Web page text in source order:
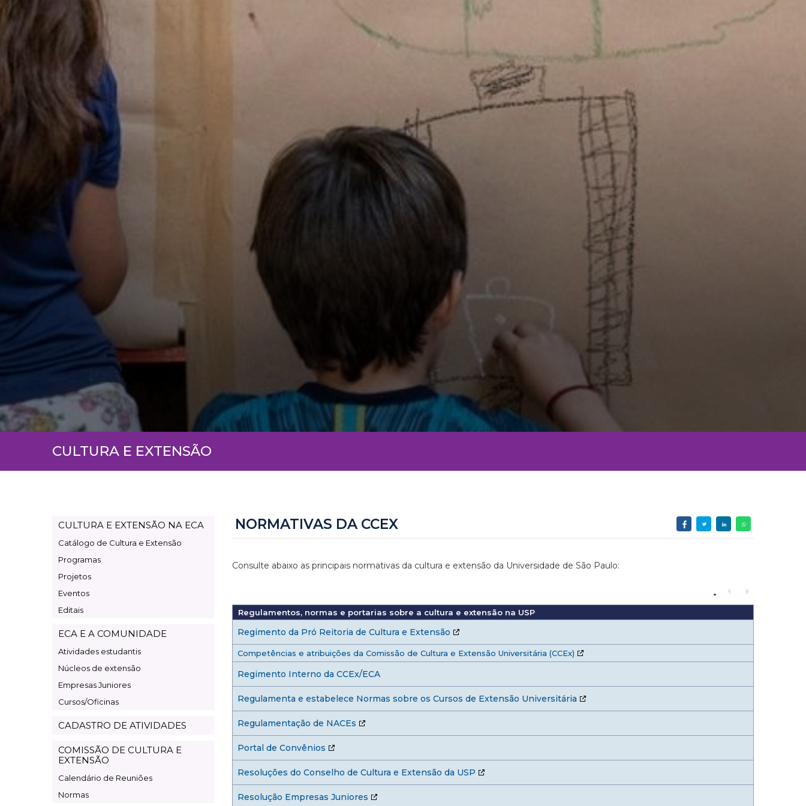
CULTURA E EXTENSÃO
Page
Cultura
e
Extensão
CULTURA E EXTENSÃO NA ECA
Catálogo de Cultura e Extensão
Programas
Projetos
Eventos
Editais
ECA E A COMUNIDADE
Atividades estudantis
Núcleos de extensão
Empresas Juniores
Cursos/Oficinas
CADASTRO DE ATIVIDADES
COMISSÃO DE CULTURA E
EXTENSÃO
Calendário de Reuniões
Normas
NORMATIVAS DA CCEX
Consulte abaixo as principais normativas da cultura e extensão da Universidade de São Paulo:
Regulamentos, normas e portarias sobre a cultura e extensão na USP
Regimento da Pró Reitoria de Cultura e Extensão
Competências e atribuições da Comissão de Cultura e Extensão Universitária (CCEx)
Regimento Interno da CCEx/ECA
Regulamenta e estabelece Normas sobre os Cursos de Extensão Universitária
Regulamentação de NACEs
Portal de Convênios
Resoluções do Conselho de Cultura e Extensão da USP
Resolução Empresas Juniores